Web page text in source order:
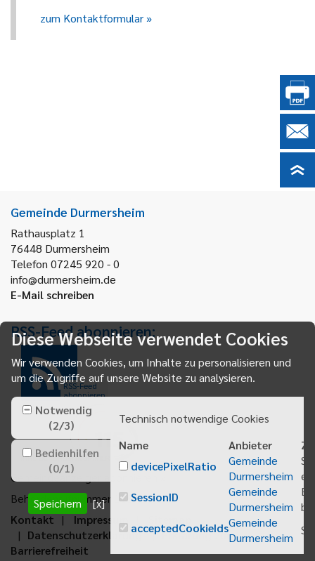
zum Kontaktformular
Gemeinde Durmersheim
Rathausplatz 1
76448 Durmersheim
Telefon 07245 920 - 0
info@durmersheim.de
E-Mail schreiben
RSS-Feed abonnieren:
RSS-Feed
abonnieren
Gemeindeanzeiger abonnieren
Behördenrufnummer 115
Kontakt
Impressum
Datenschutzerklärung
Erklärung zur
Barrierefreiheit
Diese Webseite verwendet Cookies
Wir verwenden Cookies, um Inhalte zu personalisieren und
um die Zugriffe auf unsere Website zu analysieren.
Notwendig
(2/3)
Bedienhilfen
(0/1)
Speichern [x]
Technisch notwendige Cookies
Name
Anbieter
devicePixelRatio
Gemeinde
Durmersheim
SessionID
Gemeinde
Durmersheim
acceptedCookieIdsGemeinde
Durmersheim